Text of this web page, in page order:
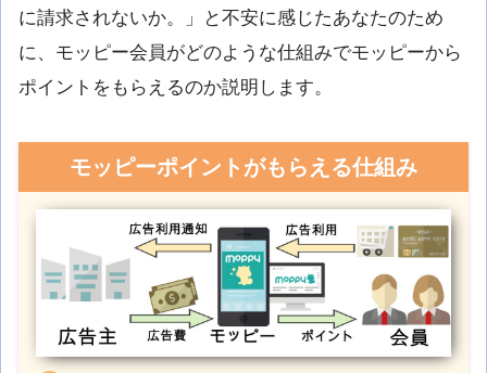
に請求されないか。」と不安に感じたあなたのため
に、モッピー会員がどのような仕組みでモッピーから
ポイントをもらえるのか説明します。
モッピーポイントがもらえる仕組み